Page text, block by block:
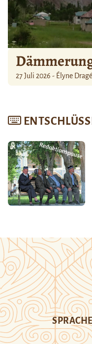
27 Juli 2026 - Élyne